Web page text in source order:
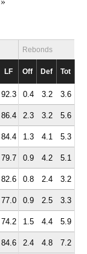
Rebonds
LF Off Def Tot
92.3 0.4 3.2 3.6
86.4 2.3 3.2 5.6
84.4 1.3 4.1 5.3
79.7 0.9 4.2 5.1
82.6 0.8 2.4 3.2
77.0 0.9 2.5 3.3
74.2 1.5 4.4 5.9
84.6 2.4 4.8 7.2